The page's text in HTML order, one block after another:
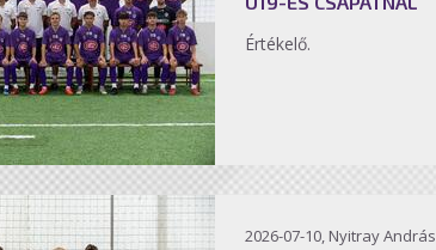
Értékelő.
2026-07-10, Nyitray András